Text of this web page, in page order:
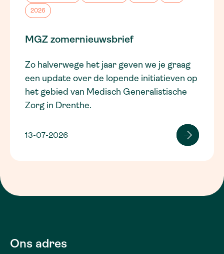
2026
MGZ zomernieuwsbrief
Zo halverwege het jaar geven we je graag
een update over de lopende initiatieven op
het gebied van Medisch Generalistische
Zorg in Drenthe.
13-07-2026
Ons adres